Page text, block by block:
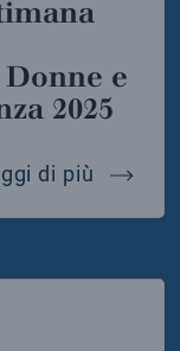
e
2025
di più l’infn